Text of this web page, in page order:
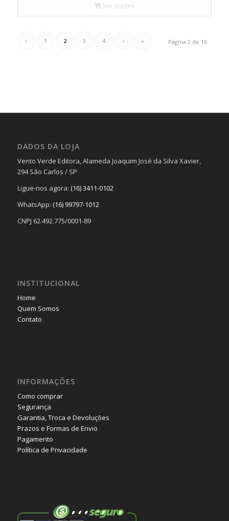
R$40,00
através
Ver opções
Página 2 de 16
‹ 1 2 3 4 › »
DADOS DA LOJA
Vento Verde Editora, Alameda Joaquim José da Silva Xavier,
294 São Carlos / SP
Ligue-nos agora: (16) 3411-0102
WhatsApp: (16) 99797-1012
CNPJ 62.492.775/0001-89
INSTITUCIONAL
Home
Quem Somos
Contato
INFORMAÇÕES
Como comprar
Segurança
Garantia, Troca e Devoluções
Prazos e Formas de Envio
Pagamento
Política de Privacidade